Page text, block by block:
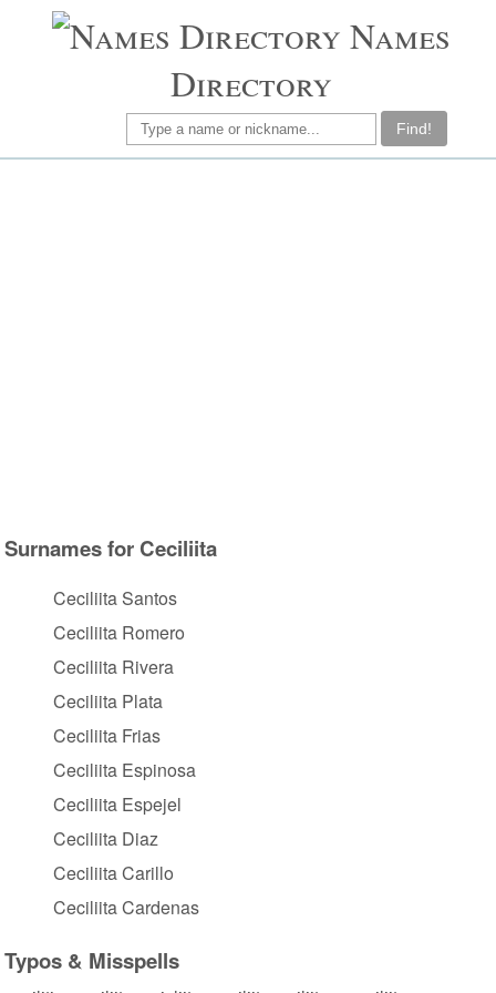
Names
Directory
Find!
Surnames for Ceciliita
Ceciliita Santos
Ceciliita Romero
Ceciliita Rivera
Ceciliita Plata
Ceciliita Frias
Ceciliita Espinosa
Ceciliita Espejel
Ceciliita Diaz
Ceciliita Carillo
Ceciliita Cardenas
Typos & Misspells